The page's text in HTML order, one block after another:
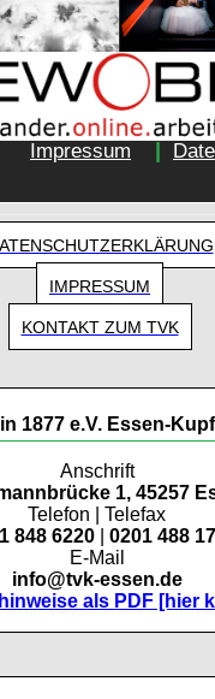
- Turnverein 1877 e.V.
Impressum |
IMPRESSUM
KONTAKT ZUM TVK
1877 e.V. Essen-
Anschrift
1, 45257
Telefon | Telefax
848 6220
0201 488
E-Mail
info@tvk-essen.de
als PDF [hier